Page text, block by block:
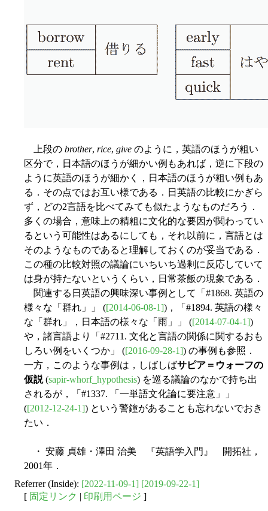
上段の brother, rice, give のように，英語のほうが粗い
区分で，日本語のほうが細かい例もあれば，逆に下段の
ように英語のほうが細かく，日本語のほうが粗い例もあ
る．その点ではお互い様である．日英語の比較にかぎら
ず，どの2言語を比べてみても似たようなものだろう．
多くの場合，意味上の精粗に文化的な要因が関わってい
るという可能性はあるにしても，それ以前に，言語とは
そのようなものであると理解しておくのが妥当である．
この種の比較対照の議論にいちいち過剰に反応していて
は身が持たないというくらい，日常茶飯の現象である．
関連する日英語の興味深い事例として「#1868. 英語の
様々な「群れ」」 ([2014-06-08-1])，「#1894. 英語の様々
な「群れ」，日本語の様々な「雨」」 ([2014-07-04-1])
や，諸言語より「#2711. 文化と言語の関係に関するおも
しろい例をいくつか」 ([2016-09-28-1]) の事例も参照．
一方，このような事例は，しばしばサピア＝ウォーフの
仮説(sapir-whorf_hypothesis) を巡る議論のなかで持ち出
されるが，「#1337. 「一単語文化論に要注意」」
([2012-12-24-1]) という警鐘があることも忘れないでおき
たい．
・ 安藤 貞雄・澤田 治美 『英語学入門』 開拓社，
2001年．
Referrer (Inside): [2022-11-09-1] [2019-09-22-1]
[ 固定リンク | 印刷用ページ ]